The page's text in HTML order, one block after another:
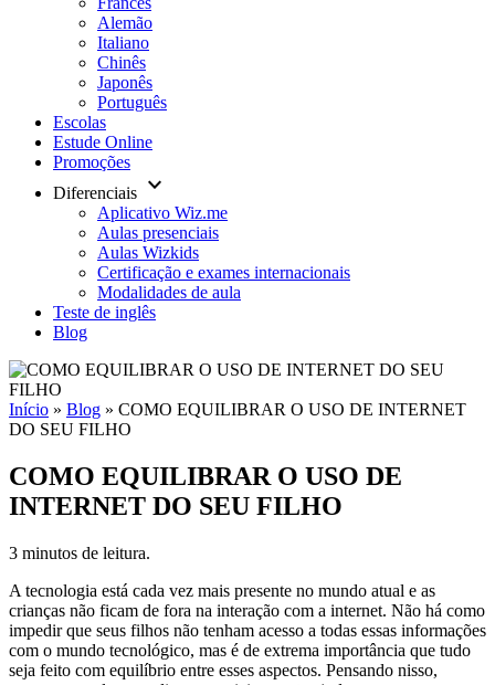
Alemão
Italiano
Chinês
Japonês
Português
Escolas
Estude Online
Promoções
Diferenciais keyboard_arrow_down
Aplicativo Wiz.me
Aulas presenciais
Aulas Wizkids
Certificação e exames internacionais
Modalidades de aula
Teste de inglês
Blog
Início » Blog » COMO EQUILIBRAR O USO DE INTERNET
DO SEU FILHO
COMO EQUILIBRAR O USO DE
INTERNET DO SEU FILHO
3 minutos de leitura.
A tecnologia está cada vez mais presente no mundo atual e as
crianças não ficam de fora na interação com a internet. Não há como
impedir que seus filhos não tenham acesso a todas essas informações
com o mundo tecnológico, mas é de extrema importância que tudo
seja feito com equilíbrio entre esses aspectos. Pensando nisso,